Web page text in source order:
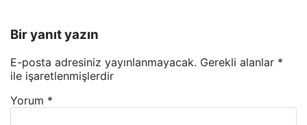
Bir yanıt yazın
E-posta adresiniz yayınlanmayacak. Gerekli alanlar *
ile işaretlenmişlerdir
Yorum *